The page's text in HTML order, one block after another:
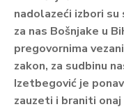
nadolazeći izbori
za nas Bošnjake u
pregovornima
zakon, za sudbinu
Izetbegović je
zauzeti i braniti